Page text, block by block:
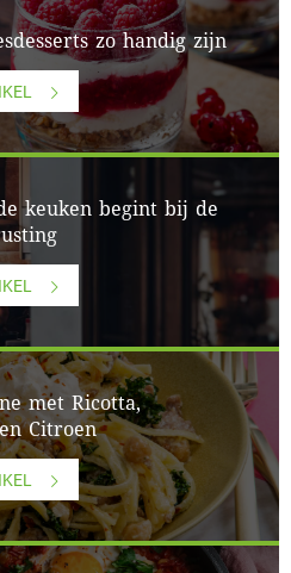
zo handig zijn
keuken begint bij de
met Ricotta,
Citroen